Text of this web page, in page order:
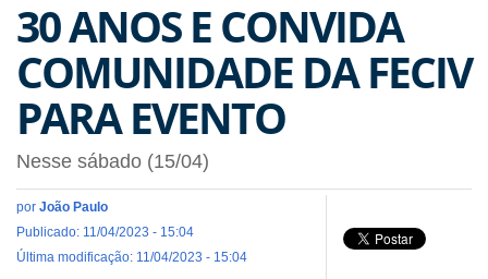
30 ANOS E CONVIDA
COMUNIDADE DA FECIV
PARA EVENTO
Nesse sábado (15/04)
por João Paulo
Publicado: 11/04/2023 - 15:04
Última modificação: 11/04/2023 - 15:04